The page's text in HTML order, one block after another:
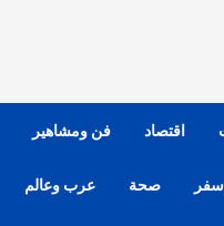
اقتصاد فن ومشاهير
صحة عرب وعالم